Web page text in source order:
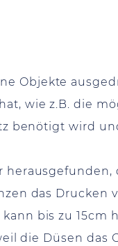
Objekte
wie z.B. die
benötigt wird
das Drucken
bis zu 15cm
die Düsen